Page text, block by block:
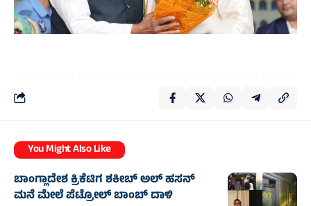
You Might Also Like
ಬಾಂಗ್ಲಾದೇಶ ಕ್ರಿಕೆಟಿಗ ಶಕೀಬ್‌ ಅಲ್‌ ಹಸನ್‌
ಮನೆ ಮೇಲೆ ಪೆಟ್ರೋಲ್‌ ಬಾಂಬ್‌ ದಾಳಿ